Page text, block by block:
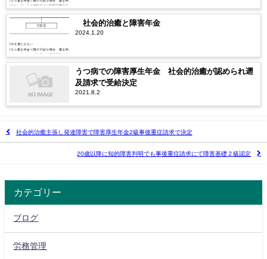
社会的治癒と障害年金
2024.1.20
うつ病での障害厚生年金 社会的治癒が認められ遡
及請求で受給決定
2021.8.2
社会的治癒主張し発達障害で障害厚生年金2級事後重症請求で決定
20歳以降に知的障害判明でも事後重症請求にて障害基礎２級認定
カテゴリー
ブログ
労務管理